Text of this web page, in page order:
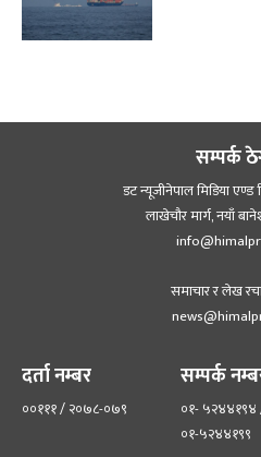
सम्पर्क
डट न्यूजीनेपाल मिडिया एण्ड
लाखेचौर मार्ग, नयाँ
समाचार र लेख
दर्ता नम्बर
००१११ / २०७८-०७९
सम्पर्क
०१-
०१-५२४४१९९